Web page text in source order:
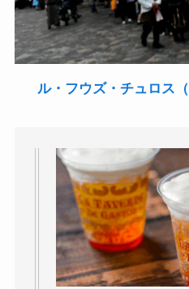
ル・フウズ・チュロス（